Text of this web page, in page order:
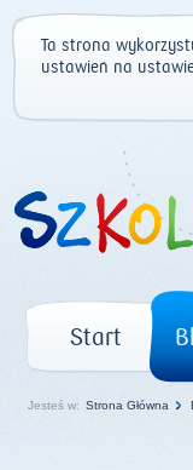
Ta strona
ustawień na
Start
Jesteś w: Strona Główna